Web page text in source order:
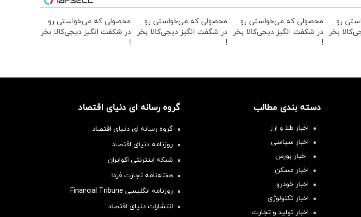
رو
بخر
محصولی که می‌خواستی رو
در شکفت انگیز دیجی‌کالا بخر
!
محصولی که می‌خواستی رو
در شگفت انگیز دیجی‌کالا بخر
!
محصولی که می‌خواستی رو
در شکفت انگیز دیجی‌کالا بخر
!
دسته بندی مطالب
اخبار طلا و ارز
اخبار سیاسی
اخبار بورس
اخبار مسکن
اخبار خودرو
اخبار تکنولوژی
اخبار تولید و تجارت
گروه رسانه ای دنیای اقتصاد
گروه رسانه ای دنیای اقتصاد
روزنامه دنیای اقتصاد
شبکه اینترنتی اکوایران
هفته‌نامه تجارت فردا
روزنامه انگلیسی Financial Tribune
انتشارات دنیای اقتصاد